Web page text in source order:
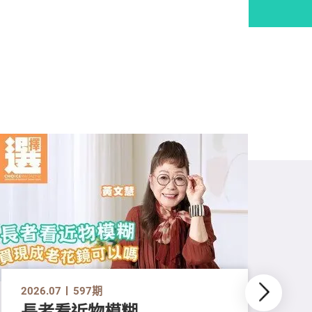
2026.07 597期